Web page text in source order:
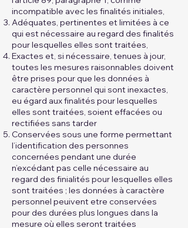
incompatible avec les finalités initiales,
Adéquates, pertinentes et limitées à ce
qui est nécessaire au regard des finalités
pour lesquelles elles sont traitées,
Exactes et, si nécessaire, tenues à jour,
toutes les mesures raisonnables doivent
être prises pour que les données à
caractère personnel qui sont inexactes,
eu égard aux finalités pour lesquelles
elles sont traitées, soient effacées ou
rectifiées sans tarder
Conservées sous une forme permettant
l’identification des personnes
concernées pendant une durée
n’excédant pas celle nécessaire au
regard des finialités pour lesquelles elles
sont traitées ; les données à caractère
personnel peuivent etre conservées
pour des durées plus longues dans la
mesure où elles seront traitées